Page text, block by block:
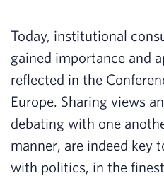
Today, institutional
gained importance and
reflected in the
Europe. Sharing views
debating with one
manner, are indeed key
with politics, in the